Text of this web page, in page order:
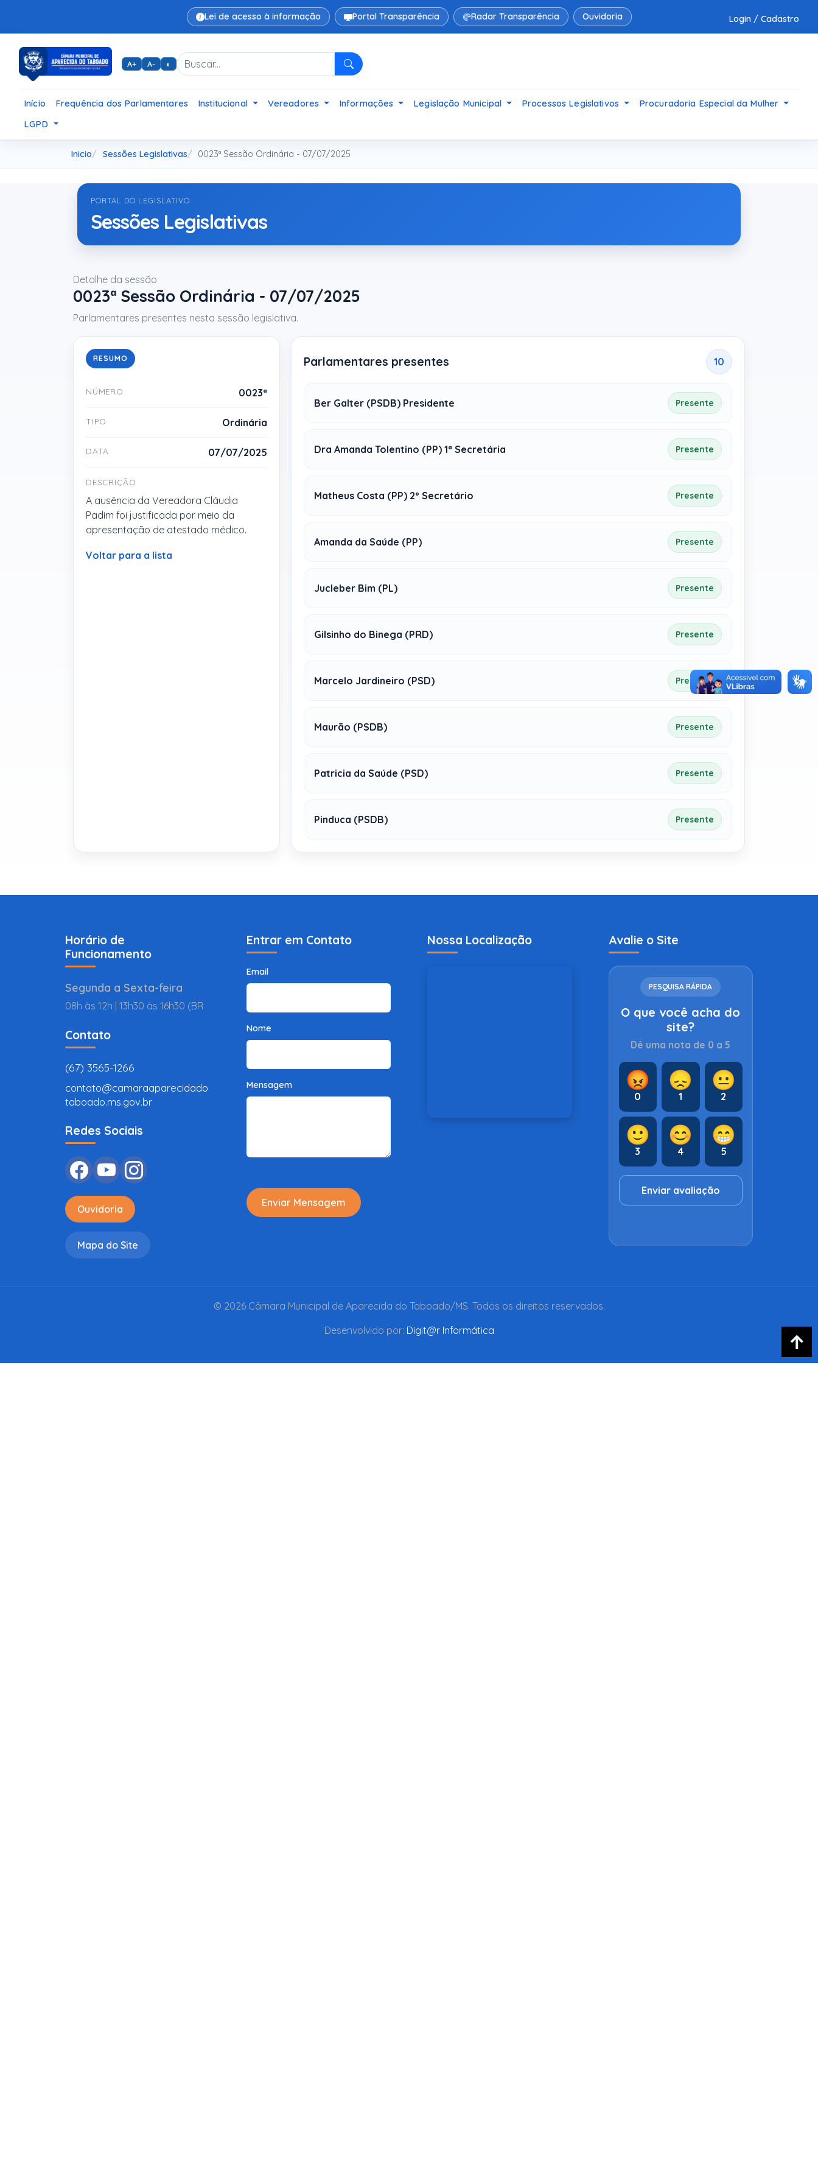
Lei de acesso à informação Portal Transparência Radar Transparência Ouvidoria Login / Cadastro
A+ A- ◐
Pesquisar
Início Frequência dos Parlamentares Institucional Vereadores Informações Legislação Municipal Processos Legislativos
Procuradoria Especial da Mulher
LGPD
Inicio Sessões Legislativas 0023ª Sessão Ordinária - 07/07/2025
PORTAL DO LEGISLATIVO
Sessões Legislativas
Detalhe da sessão
0023ª Sessão Ordinária - 07/07/2025
Parlamentares presentes nesta sessão legislativa.
RESUMO
NÚMERO 0023ª
TIPO Ordinária
DATA 07/07/2025
DESCRIÇÃO
A ausência da Vereadora Cláudia
Padim foi justificada por meio da
apresentação de atestado médico.
Voltar para a lista
Parlamentares presentes 10
Ber Galter (PSDB) Presidente Presente
Dra Amanda Tolentino (PP) 1ª Secretária Presente
Matheus Costa (PP) 2º Secretário Presente
Amanda da Saúde (PP) Presente
Jucleber Bim (PL) Presente
Gilsinho do Binega (PRD) Presente
Marcelo Jardineiro (PSD) Presente
Maurão (PSDB) Presente
Patricia da Saúde (PSD) Presente
Pinduca (PSDB) Presente
Horário de
Funcionamento
Segunda a Sexta-feira
08h às 12h | 13h30 às 16h30 (BR
Contato
(67) 3565-1266
contato@camaraaparecidado
taboado.ms.gov.br
Redes Sociais
Ouvidoria
Mapa do Site
Entrar em Contato
Email
Nome
Mensagem
Enviar Mensagem
Nossa Localização Avalie o Site
PESQUISA RÁPIDA
O que você acha do
site?
Dê uma nota de 0 a 5
😡
0
😞
1
😐
2
🙂
3
😊
4
😁
5
Enviar avaliação
© 2026 Câmara Municipal de Aparecida do Taboado/MS. Todos os direitos reservados.
Desenvolvido por: Digit@r Informática